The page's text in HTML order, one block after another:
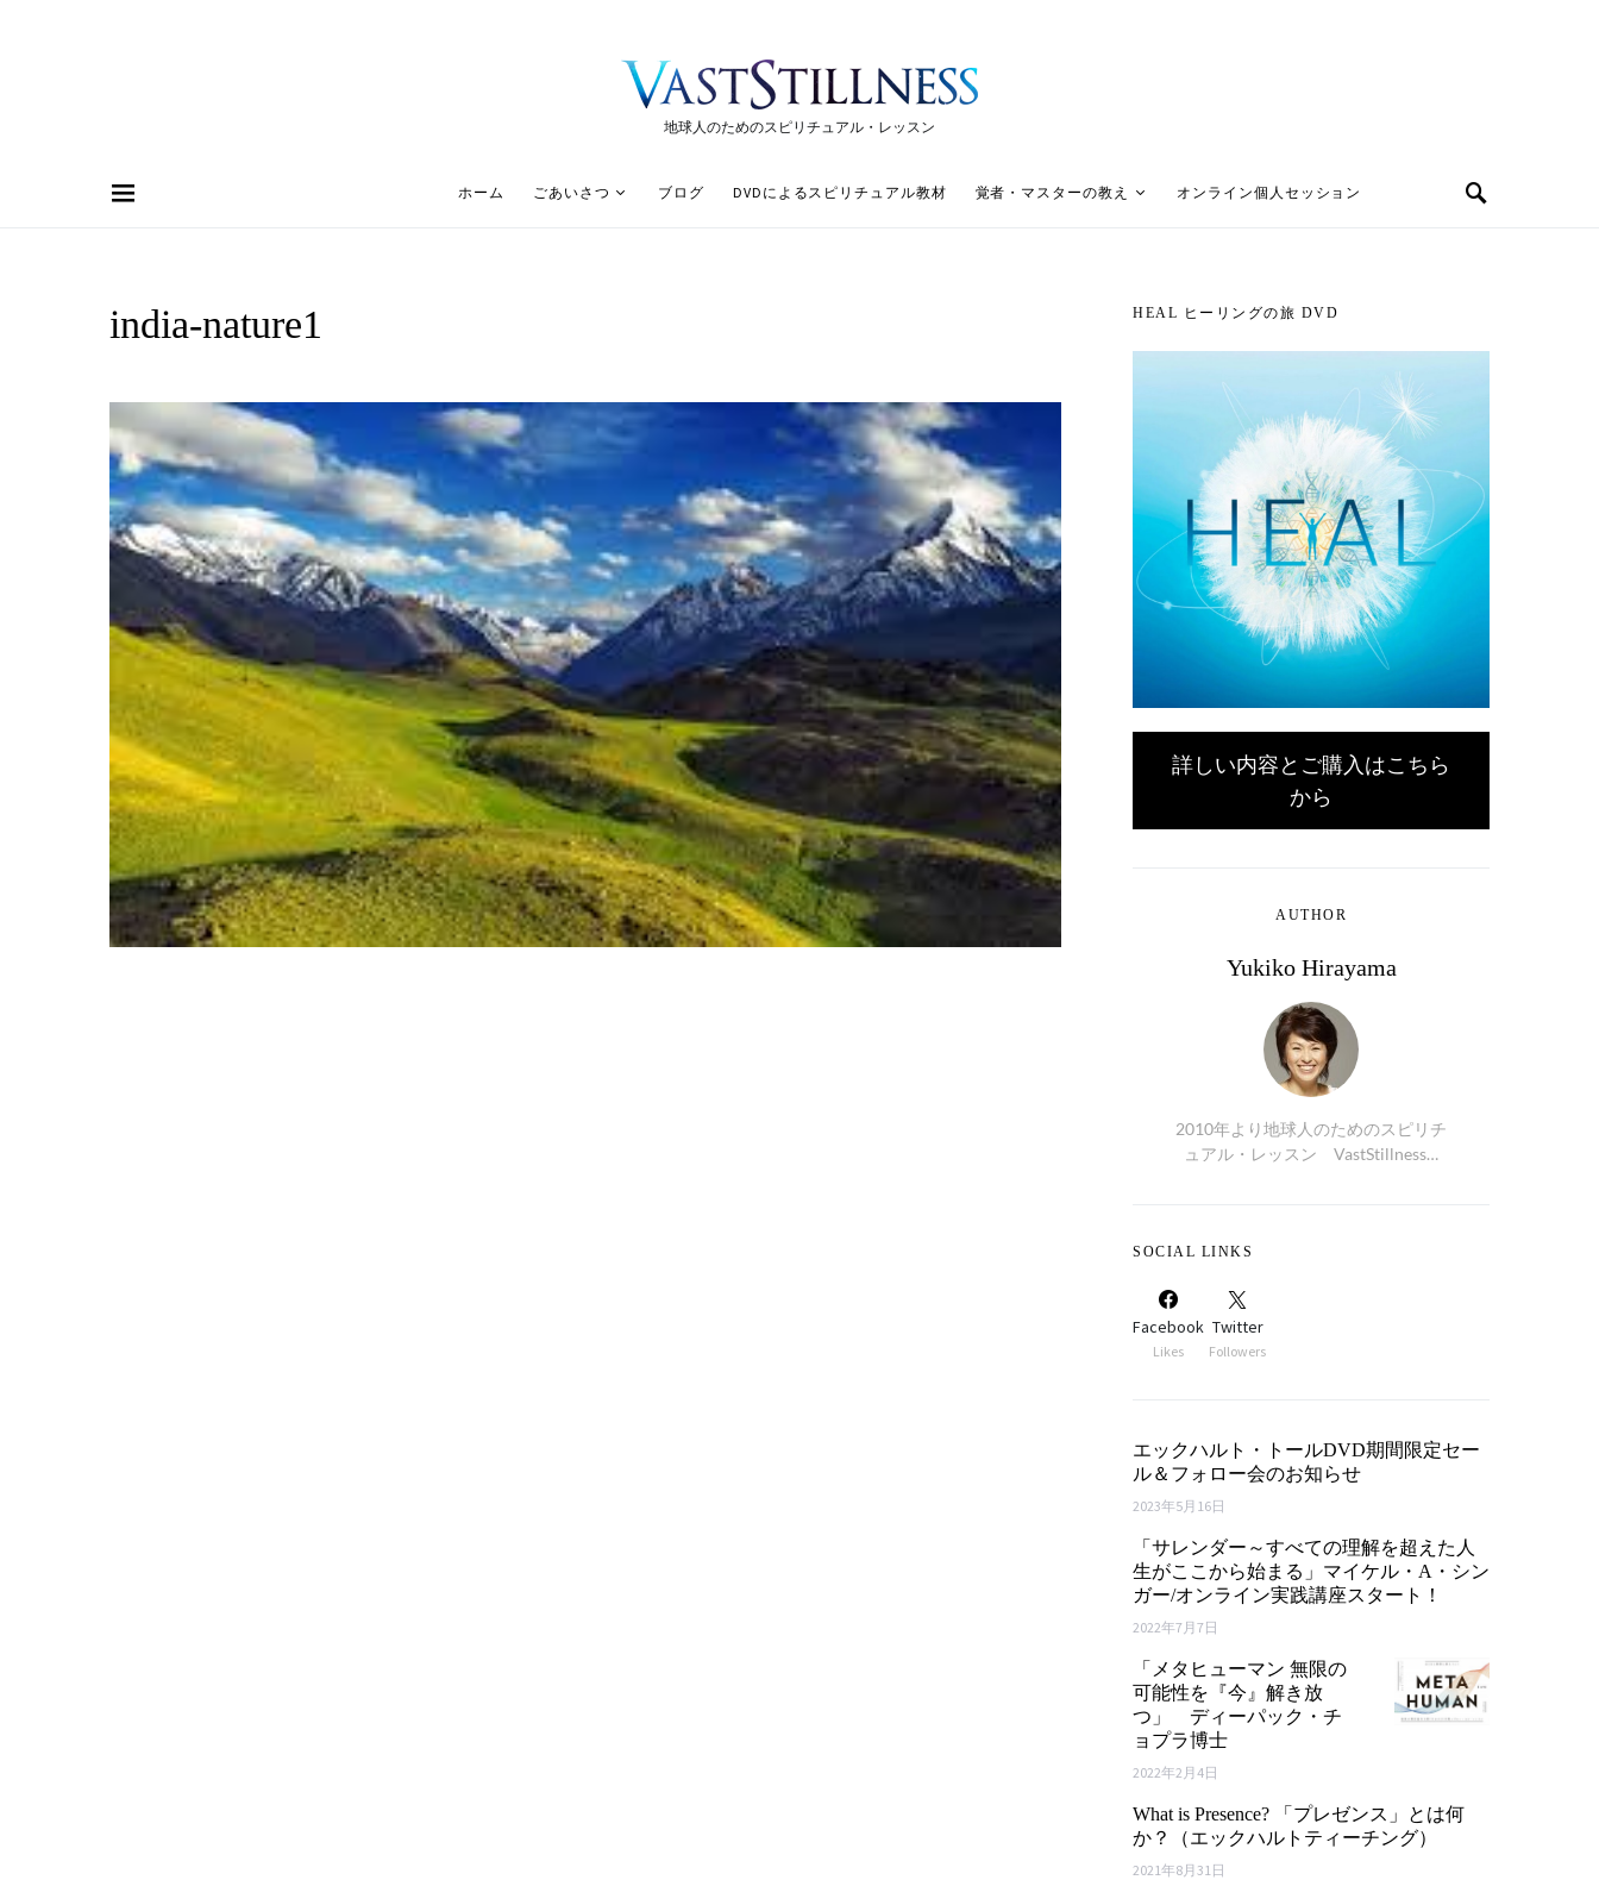
地球人のためのスピリチュアル・レッスン
ホーム ごあいさつ ブログ DVDによるスピリチュアル教材 覚者・マスターの教え オンライン個人セッション
Search for:
india-nature1 HEAL ヒーリングの旅 DVD
詳しい内容とご購入はこちら
から
AUTHOR
Yukiko Hirayama
2010年より地球人のためのスピリチ
ュアル・レッスン VastStillness…
SOCIAL LINKS
Facebook
Likes
Twitter
Followers
エックハルト・トールDVD期間限定セー
ル＆フォロー会のお知らせ
2023年5月16日
「サレンダー～すべての理解を超えた人
生がここから始まる」マイケル・A・シン
ガー/オンライン実践講座スタート！
2022年7月7日
「メタヒューマン 無限の
可能性を『今』解き放
つ」 ディーパック・チ
ョプラ博士
2022年2月4日
What is Presence? 「プレゼンス」とは何
か？（エックハルトティーチング）
2021年8月31日